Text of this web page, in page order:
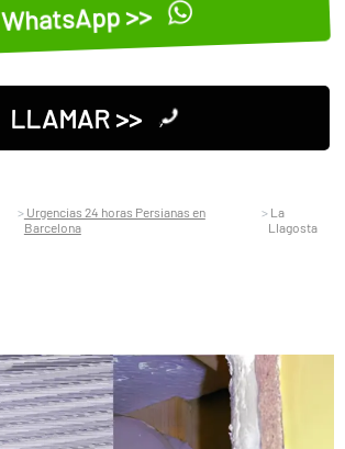
WhatsApp >>
LLAMAR >>
Urgencias 24 horas Persianas en
Barcelona
La
Llagosta